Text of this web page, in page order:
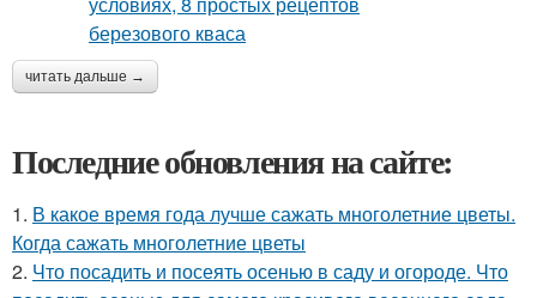
читать дальше →
Последние обновления на сайте:
1. В какое время года лучше сажать многолетние цветы.
Когда сажать многолетние цветы
2. Что посадить и посеять осенью в саду и огороде. Что